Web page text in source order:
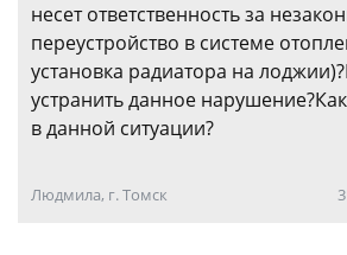
несет ответственность за
переустройство в системе
установка радиатора на
устранить данное
в данной ситуации?
Людмила, г. Томск